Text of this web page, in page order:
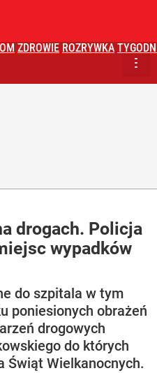
ZDROWIE ROZRYWKA
drogach. Policja
wypadków
do szpitala w tym
poniesionych obrażeń
drogowych
do których
Świąt Wielkanocnych.